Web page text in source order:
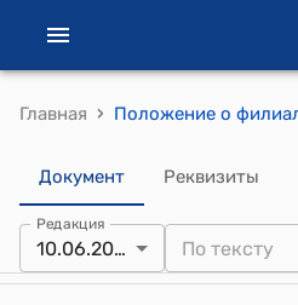
Главная ›
Документ Реквизиты
Редакция
10.06.2025